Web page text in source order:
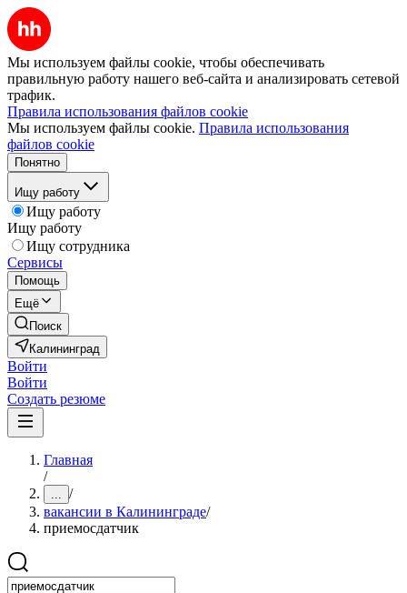
Мы используем файлы cookie, чтобы обеспечивать
правильную работу нашего веб-сайта и анализировать сетевой
трафик.
Правила использования файлов cookie
Мы используем файлы cookie. Правила использования
файлов cookie
Понятно
Ищу работу
Ищу работу
Ищу работу
Ищу сотрудника
Сервисы
Помощь
Ещё
Поиск
Калининград
Войти
Войти
Создать резюме
Главная
/
... /
вакансии в Калининграде/
приемосдатчик